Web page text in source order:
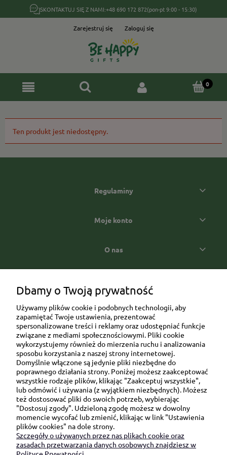
SKONTAKTUJ SIĘ Z NAMI:+48 690 172 872(pon-pt 9:00 - 15:30)
Zarejestruj się Zaloguj się
Ten produkt jest niedostępny.
Regulaminy
Moje konto
O nas
Ul. Brukowa 6/8 lok. 57/58
91-341 Łódź
NIP: 6751510615
SKONTAKTUJ SIĘ Z NAMI:
sklep@be-happygifts.com
+48 690 172 872
Dbamy o Twoją prywatność
Używamy plików cookie i podobnych technologii, aby
zapamiętać Twoje ustawienia, prezentować
spersonalizowane treści i reklamy oraz udostępniać funkcje
związane z mediami społecznościowymi. Pliki cookie
wykorzystujemy również do mierzenia ruchu i analizowania
sposobu korzystania z naszej strony internetowej.
Domyślnie włączone są jedynie pliki niezbędne do
poprawnego działania strony. Poniżej możesz zaakceptować
wszystkie rodzaje plików, klikając "Zaakceptuj wszystkie",
lub odmówić i używania (z wyjątkiem niezbędnych). Możesz
też dostosować pliki do swoich potrzeb, wybierając
"Dostosuj zgody". Udzieloną zgodę możesz w dowolny
momencie wycofać lub zmienić, klikając w link "Ustawienia
plików cookies" na dole strony.
Szczegóły o używanych przez nas plikach cookie oraz
zasadach przetwarzania danych osobowych znajdziesz w